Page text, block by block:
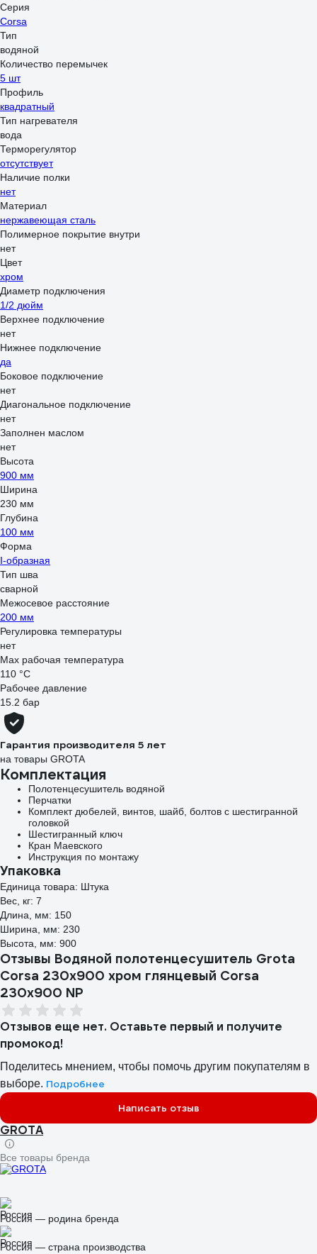
Серия
Corsa
Тип
водяной
Количество перемычек
5 шт
Профиль
квадратный
Тип нагревателя
вода
Терморегулятор
отсутствует
Наличие полки
нет
Материал
нержавеющая сталь
Полимерное покрытие внутри
нет
Цвет
хром
Диаметр подключения
1/2 дюйм
Верхнее подключение
нет
Нижнее подключение
да
Боковое подключение
нет
Диагональное подключение
нет
Заполнен маслом
нет
Высота
900 мм
Ширина
230 мм
Глубина
100 мм
Форма
I-образная
Тип шва
сварной
Межосевое расстояние
200 мм
Регулировка температуры
нет
Max рабочая температура
110 °С
Рабочее давление
15.2 бар
Гарантия производителя 5 лет
на товары GROTA
Комплектация
Полотенцесушитель водяной
Перчатки
Комплект дюбелей, винтов, шайб, болтов с шестигранной
головкой
Шестигранный ключ
Кран Маевского
Инструкция по монтажу
Упаковка
Единица товара: Штука
Вес, кг: 7
Длина, мм: 150
Ширина, мм: 230
Высота, мм: 900
Отзывы Водяной полотенцесушитель Grota
Corsa 230x900 хром глянцевый Corsa
230x900 NP
Отзывов еще нет. Оставьте первый и получите
промокод!
Поделитесь мнением, чтобы помочь другим покупателям в
выборе. Подробнее
Написать отзыв
GROTA
Все товары бренда
Россия — родина бренда
Россия — страна производства